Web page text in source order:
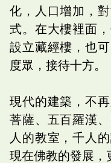
化，人口增加，
式。在大樓裡面
設立藏經樓，也
度眾，接待十方。
現代的建築，不
菩薩、五百羅漢
人的教室，千人
現在佛教的發展，